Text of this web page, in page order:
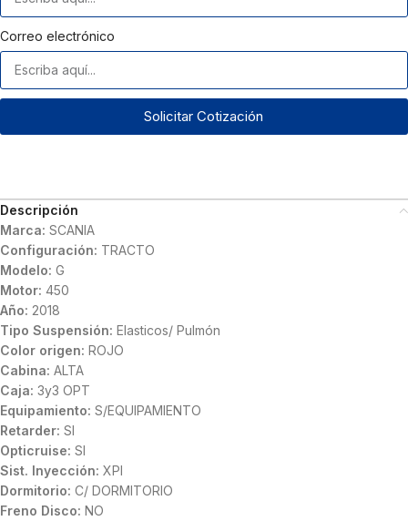
Correo electrónico
Solicitar Cotización
Descripción
Marca: SCANIA
Configuración: TRACTO
Modelo: G
Motor: 450
Año: 2018
Tipo Suspensión: Elasticos/ Pulmón
Color origen: ROJO
Cabina: ALTA
Caja: 3y3 OPT
Equipamiento: S/EQUIPAMIENTO
Retarder: SI
Opticruise: SI
Sist. Inyección: XPI
Dormitorio: C/ DORMITORIO
Freno Disco: NO